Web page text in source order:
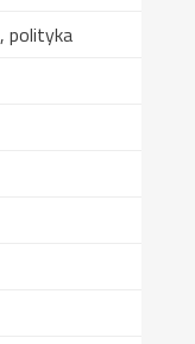
polityka